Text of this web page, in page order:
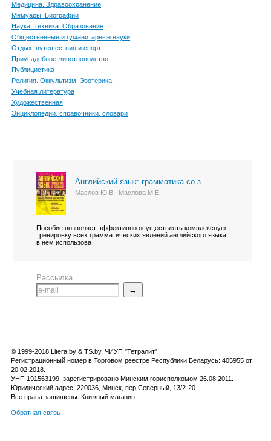
Медицина. Здравоохранение
Мемуары. Биографии
Наука. Техника. Образование
Общественные и гуманитарные науки
Отдых, путешествия и спорт
Приусадебное животноводство
Публицистика
Религия. Оккультизм. Эзотерика
Учебная литература
Художественная
Энциклопедии, справочники, словари
Английский язык: грамматика со з
Маслов Ю.В., Маслова М.Е.
Пособие позволяет эффективно осуществлять комплексную
тренировку всех грамматических явлений английского языка.
в нем использова
Рассылка
→
© 1999-2018 Litera.by & TS.by, ЧИУП "Тетралит".
Регистрационный номер в Торговом реестре Республики Беларусь: 405955 от
20.02.2018.
УНП 191563199, зарегистрировано Минским горисполкомом 26.08.2011.
Юридический адрес: 220036, Минск, пер.Северный, 13/2-20.
Все права защищены. Книжный магазин.
Обратная связь